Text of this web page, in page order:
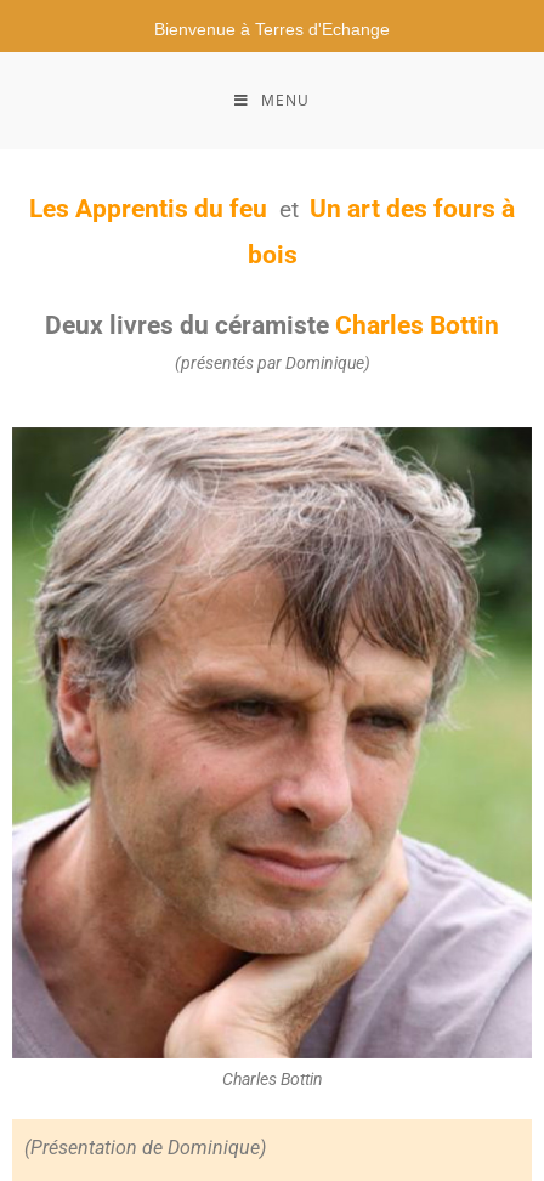
Bienvenue à Terres d'Echange
MENU
Les Apprentis du feu et Un art des fours à
bois
Deux livres du céramiste Charles Bottin
(présentés par Dominique)
Charles Bottin
(Présentation de Dominique)